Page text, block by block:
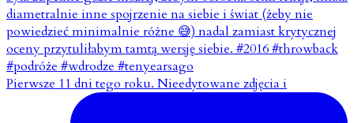
Pierwsze 11 dni tego roku. Nieedytowane zdjęcia i